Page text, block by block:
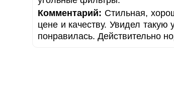
Комментарий: Стильная,
цене и качеству. Увидел такую
понравилась. Действительно